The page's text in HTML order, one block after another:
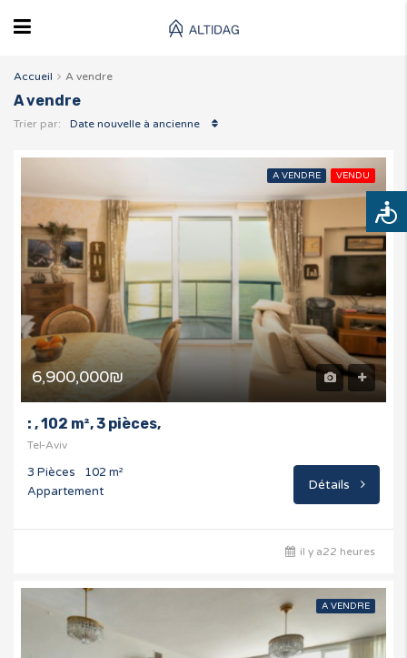
Accueil A vendre
A vendre
Trier par: Date nouvelle à ancienne
A VENDRE VENDU
6,900,000₪
: , 102 m², 3 pièces,
Tel-Aviv
3 Pièces
102 m²
Appartement
Détails
il y a22 heures
A VENDRE